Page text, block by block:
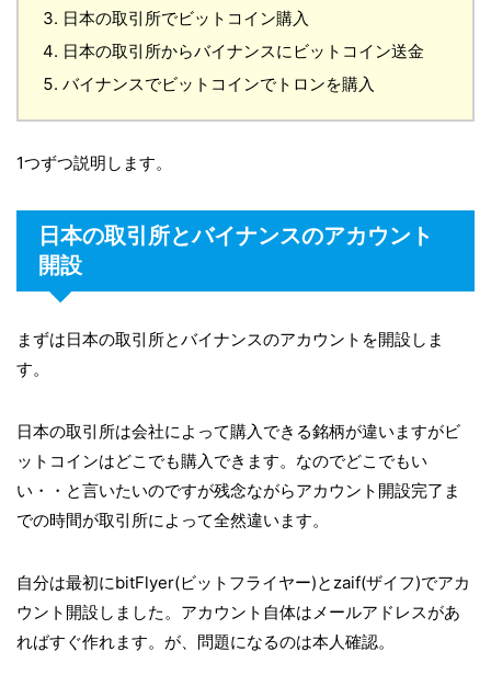
日本の取引所でビットコイン購入
日本の取引所からバイナンスにビットコイン送金
バイナンスでビットコインでトロンを購入
1つずつ説明します。
日本の取引所とバイナンスのアカウント
開設
まずは日本の取引所とバイナンスのアカウントを開設しま
す。
日本の取引所は会社によって購入できる銘柄が違いますがビ
ットコインはどこでも購入できます。なのでどこでもい
い・・と言いたいのですが残念ながらアカウント開設完了ま
での時間が取引所によって全然違います。
自分は最初にbitFlyer(ビットフライヤー)とzaif(ザイフ)でアカ
ウント開設しました。アカウント自体はメールアドレスがあ
ればすぐ作れます。が、問題になるのは本人確認。